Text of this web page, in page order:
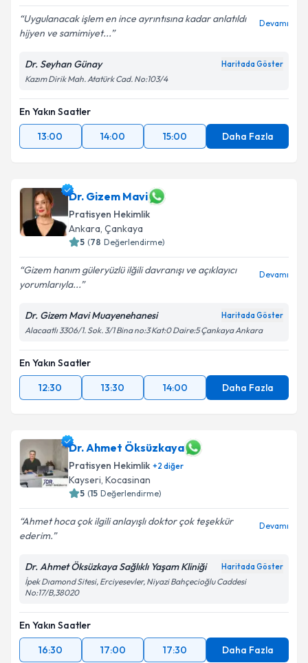
Uygulanacak işlem en ince ayrıntısına kadar anlatıldı
hijyen ve samimiyet...
Devamı
Dr. Seyhan Günay Haritada Göster
Kazım Dirik Mah. Atatürk Cad. No:103/4
En Yakın Saatler
13:00
14:00 15:00 Daha Fazla
Dr. Gizem Mavi
Pratisyen Hekimlik
Ankara, Çankaya
5 (78 Değerlendirme)
Gizem hanım güleryüzlü ilğili davranışı ve açıklayıcı
yorumlarıyla...
Devamı
Dr. Gizem Mavi Muayenehanesi Haritada Göster
Alacaatlı 3306/1. Sok. 3/1 Bina no:3 Kat:0 Daire:5 Çankaya Ankara
En Yakın Saatler
12:30
13:30 14:00 Daha Fazla
Dr. Ahmet Öksüzkaya
Pratisyen Hekimlik +2 diğer
Kayseri, Kocasinan
5 (15 Değerlendirme)
Ahmet hoca çok ilgili anlayışlı doktor çok teşekkür
ederim.
Devamı
Dr. Ahmet Öksüzkaya Sağlıklı Yaşam Kliniği Haritada Göster
İpek Dıamond Sitesi, Erciyesevler, Niyazi Bahçecioğlu Caddesi
No:17/B,38020
En Yakın Saatler
16:30
17:00 17:30 Daha Fazla